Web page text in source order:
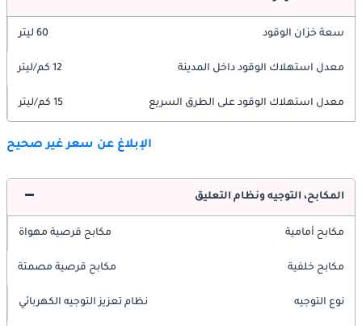
سعة خزان الوقود 60 ليتر
معدل استهلاك الوقود داخل المدينة 12 كم/ليتر
معدل استهلاك الوقود على الطرق السريع 15 كم/ليتر
الإبلاغ عن سعر غير صحيح
المكابح، التوجيه ونظام التعليق
مكابح أمامية مكابح قرصية مهواة
مكابح خلفية مكابح قرصية مصمتة
نوع التوجيه نظام تعزيز التوجيه الكهربائي